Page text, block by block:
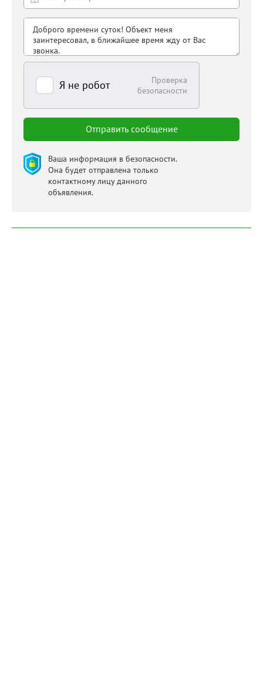
Я не робот
Проверка
безопасности
Ваша информация в безопасности.
Она будет отправлена только
контактному лицу данного
объявления.